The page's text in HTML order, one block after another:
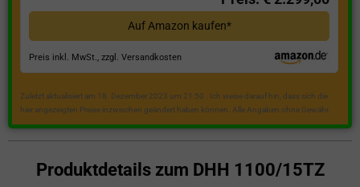
Auf Amazon kaufen*
Preis inkl. MwSt., zzgl. Versandkosten
Zuletzt aktualisiert am 18. Dezember 2023 um 21:50 . Ich weise darauf hin, dass sich die
hier angezeigten Preise inzwischen geändert haben können. Alle Angaben ohne Gewähr.
Produktdetails zum DHH 1100/15TZ